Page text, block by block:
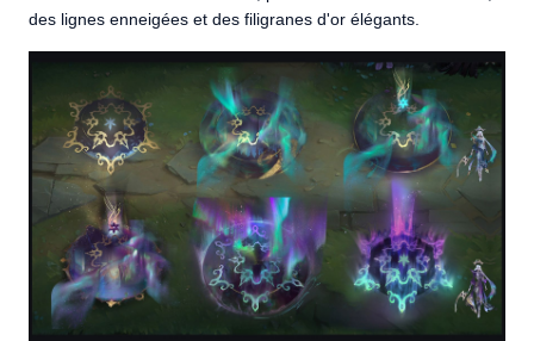
des lignes enneigées et des filigranes d'or élégants.